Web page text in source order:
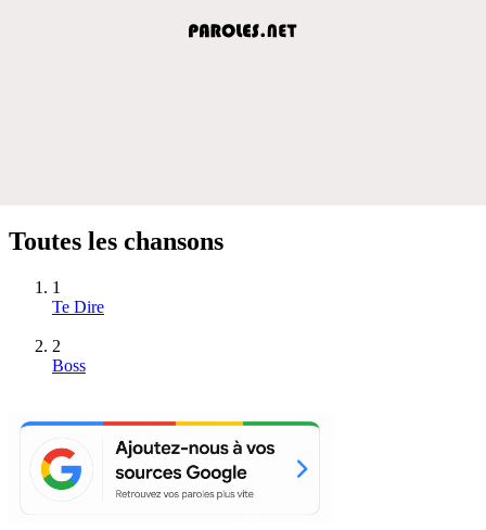
Toutes les chansons
1
Te Dire
2
Boss